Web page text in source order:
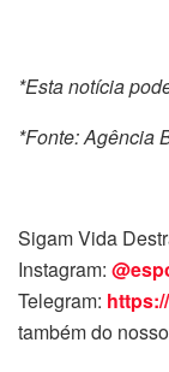
*Esta notícia
*Fonte: Agência
Sigam Vida
Instagram:
Telegram:
também do